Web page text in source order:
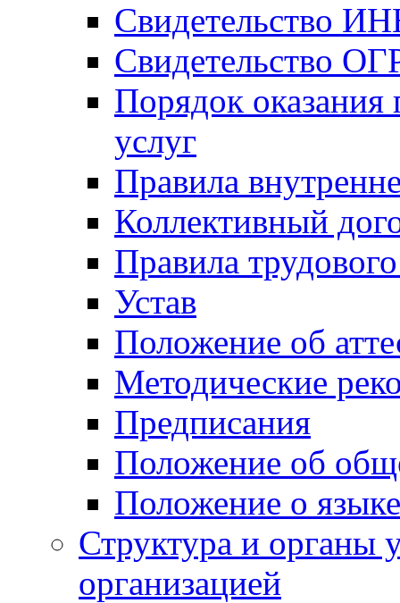
Свидетельство
Свидетельство
Порядок оказания
услуг
Правила
Коллективный
Правила
Устав
Положение об
Методические
Предписания
Положение об
Положение о языке
Структура и органы
организацией